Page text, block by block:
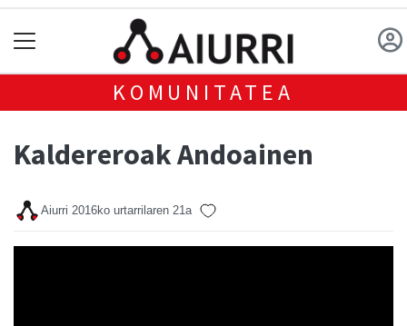
KOMUNITATEA
Kaldereroak Andoainen
Aiurri 2016ko urtarrilaren 21a